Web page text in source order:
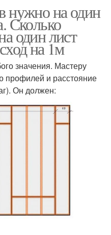
нужно на один
Сколько
один лист
на 1м
значения. Мастеру
профилей и расстояние
Он должен: